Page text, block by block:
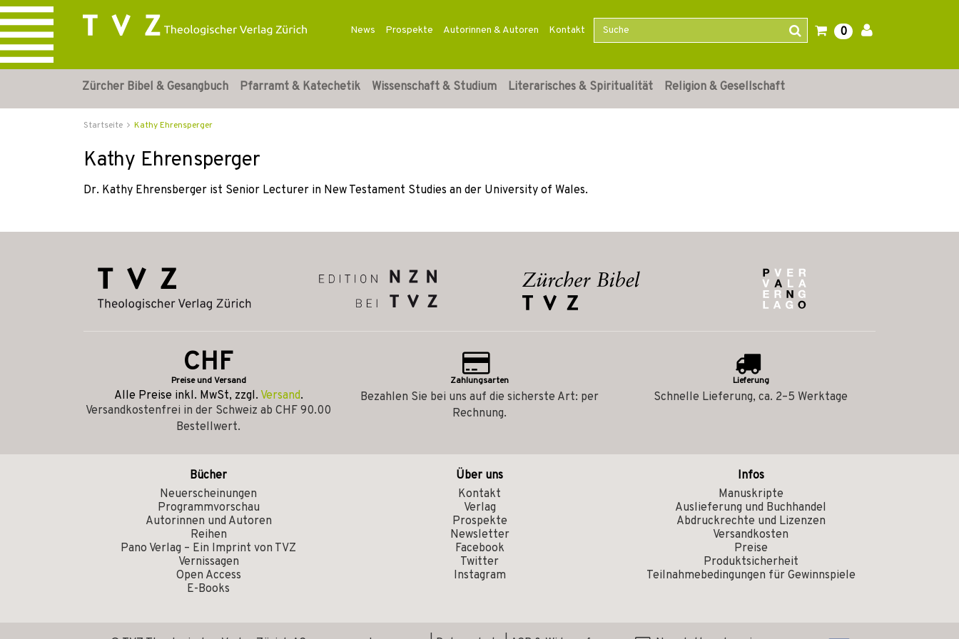
News Prospekte Autorinnen & Autoren Kontakt 0
Zürcher Bibel & Gesangbuch Pfarramt & Katechetik Wissenschaft & Studium Literarisches & Spiritualität Religion & Gesellschaft
Startseite Kathy Ehrensperger
Kathy Ehrensperger
Dr. Kathy Ehrensberger ist Senior Lecturer in New Testament Studies an der University of Wales.
CHF
Preise und Versand
Alle Preise inkl. MwSt, zzgl. Versand.
Versandkostenfrei in der Schweiz ab CHF 90.00
Bestellwert.
Zahlungsarten
Bezahlen Sie bei uns auf die sicherste Art: per
Rechnung.
Lieferung
Schnelle Lieferung, ca. 2–5 Werktage
Bücher
Neuerscheinungen
Programmvorschau
Autorinnen und Autoren
Reihen
Pano Verlag – Ein Imprint von TVZ
Vernissagen
Open Access
E-Books
Über uns
Kontakt
Verlag
Prospekte
Newsletter
Facebook
Twitter
Instagram
Infos
Manuskripte
Auslieferung und Buchhandel
Abdruckrechte und Lizenzen
Versandkosten
Preise
Produktsicherheit
Teilnahmebedingungen für Gewinnspiele